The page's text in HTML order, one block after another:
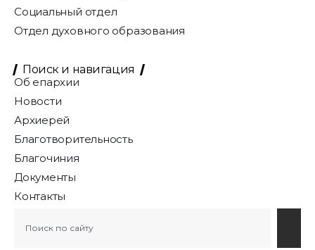
Социальный отдел
Отдел духовного образования
Поиск и навигация
Об епархии
Новости
Архиерей
Благотворительность
Благочиния
Документы
Контакты